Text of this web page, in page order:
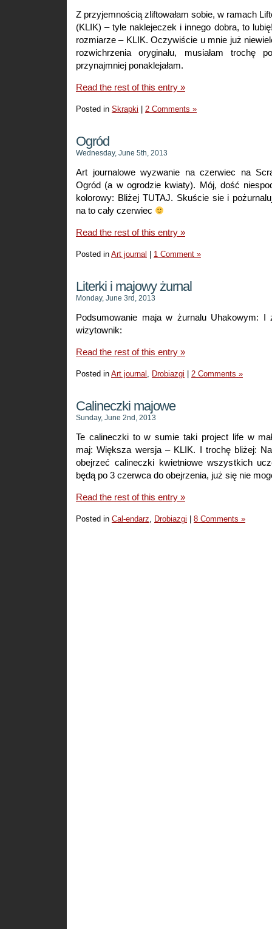
Z przyjemnością zliftowałam sobie, w ramach
(KLIK) – tyle naklejeczek i innego dobra, to
rozmiarze – KLIK. Oczywiście u mnie już
rozwichrzenia oryginału, musiałam trochę
przynajmniej ponaklejałam.
Read the rest of this entry »
Posted in Skrapki 2 Comments »
Ogród
Wednesday, June 5th, 2013
Art journalowe wyzwanie na czerwiec na
Ogród (a w ogrodzie kwiaty). Mój, dość
kolorowy: Bliżej TUTAJ. Skuście sie i
na to cały czerwiec
Read the rest of this entry »
Posted in Art journal 1 Comment »
Literki i majowy żurnal
Monday, June 3rd, 2013
Podsumowanie maja w żurnalu Uhakowym: I
wizytownik:
Read the rest of this entry »
Posted in Art journal , Drobiazgi 2 Comments »
Calineczki majowe
Sunday, June 2nd, 2013
Te calineczki to w sumie taki project life w
maj: Większa wersja – KLIK. I trochę bliżej:
obejrzeć calineczki kwietniowe wszystkich
będą po 3 czerwca do obejrzenia, już się nie
Read the rest of this entry »
Posted in Cal-endarz, Drobiazgi 8 Comments »